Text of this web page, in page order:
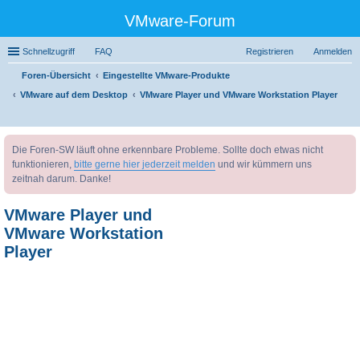
VMware-Forum
Schnellzugriff FAQ Anmelden
Registrieren
Foren-Übersicht
Eingestellte VMware-Produkte
VMware auf dem Desktop
VMware Player und VMware Workstation Player
uc
Die Foren-SW läuft ohne erkennbare Probleme. Sollte doch etwas nicht
funktionieren, bitte gerne hier jederzeit melden und wir kümmern uns
zeitnah darum. Danke!
VMware Player und
VMware Workstation
Player